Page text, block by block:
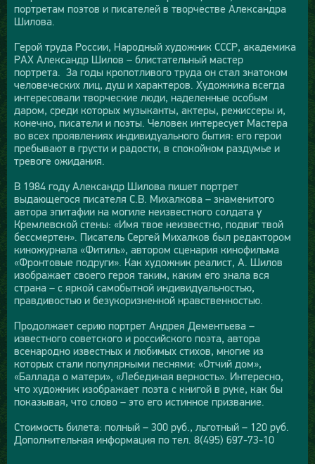
портретам поэтов и писателей в творчестве Александра
Шилова.
Герой труда России, Народный художник СССР, академика
РАХ Александр Шилов – блистательный мастер
портрета. За годы кропотливого труда он стал знатоком
человеческих лиц, душ и характеров. Художника всегда
интересовали творческие люди, наделенные особым
даром, среди которых музыканты, актеры, режиссеры и,
конечно, писатели и поэты. Человек интересует Мастера
во всех проявлениях индивидуального бытия: его герои
пребывают в грусти и радости, в спокойном раздумье и
тревоге ожидания.
В 1984 году Александр Шилова пишет портрет
выдающегося писателя С.В. Михалкова – знаменитого
автора эпитафии на могиле неизвестного солдата у
Кремлевской стены: «Имя твое неизвестно, подвиг твой
бессмертен». Писатель Сергей Михалков был редактором
киножурнала «Фитиль», автором сценария кинофильма
«Фронтовые подруги». Как художник реалист, А. Шилов
изображает своего героя таким, каким его знала вся
страна – с яркой самобытной индивидуальностью,
правдивостью и безукоризненной нравственностью.
Продолжает серию портрет Андрея Дементьева –
известного советского и российского поэта, автора
всенародно известных и любимых стихов, многие из
которых стали популярными песнями: «Отчий дом»,
«Баллада о матери», «Лебединая верность». Интересно,
что художник изображает поэта с книгой в руке, как бы
показывая, что слово – это его истинное призвание.
Стоимость билета: полный – 300 руб., льготный – 120 руб.
Дополнительная информация по тел. 8(495) 697-73-10